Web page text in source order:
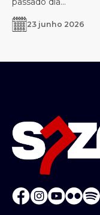
23 junho 2026